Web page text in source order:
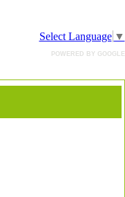
Select Language ▼
POWERED BY GOOGLE